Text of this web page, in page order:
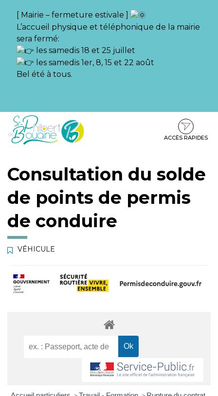
[ Mairie – fermeture estivale ]
L’accueil physique et téléphonique de la mairie
sera fermé:
les samedis 18 et 25 juillet
les samedis 1er, 8, 15 et 22 août
Bel été à tous.
Aller
Aller
contenu
Aller
pied
ACCÈS RAPIDES
Consultation du solde
de points de permis
de conduire
VÉHICULE